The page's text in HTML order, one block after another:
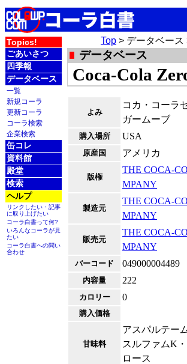
Topics!
ごあいさつ
四季報
データベース
一覧
新規コーラ
更新コーラ
コーラ検索
企業検索
缶コレ
資料館
殿堂
検索
ヘルプ
リンクしたい・記事
に取り上げたい
コーラ白書って何?
いろんなコーラが見
たい
コーラ白書への問い
合わせ
Top > データベース
データベース
Coca-Cola
よみ
コカ・コーラ
ガームーブ
購入場所 USA
原産国 アメリカ
版権
THE COCA-
MPANY
製造元
THE COCA-
MPANY
販売元
THE COCA-
MPANY
バーコード 049000004489
内容量 222
カロリー 0
購入価格
甘味料
アスパルテー
スルファムK
ロース